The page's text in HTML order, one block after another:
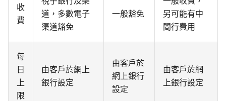
收
費
道，多數電子
渠道豁免
一般豁免
另可能有中
間行費用
每
日
上
限
由客戶於網上
銀行設定
由客戶於
網上銀行
設定
由客戶於網
上銀行設定